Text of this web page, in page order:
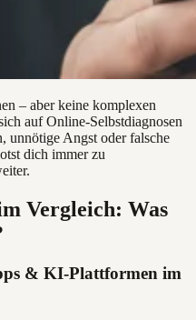
– aber keine komplexen
auf Online-Selbstdiagnosen
unnötige Angst oder falsche
dich immer zu
Vergleich: Was
& KI-Plattformen im